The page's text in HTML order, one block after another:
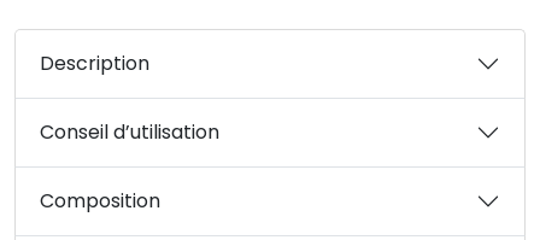
Description
Conseil d’utilisation
Composition